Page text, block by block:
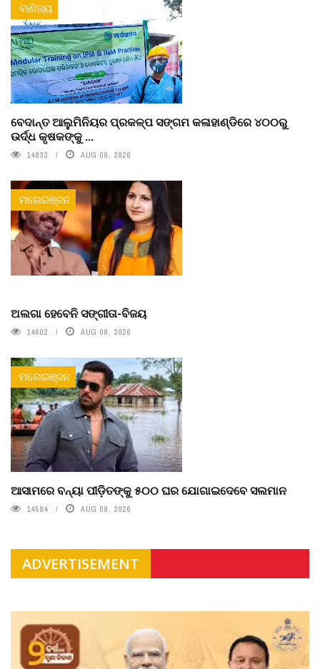
ବାଣିଜ୍ୟ
ବେଦାନ୍ତ ଆଲୁମିନିୟର ପ୍ରକଳ୍ପ ସଙ୍ଗମ କଳାହାଣ୍ଡିରେ ୪୦୦ରୁ
ଉର୍ଦ୍ଧ କୃଷକଙ୍କୁ ...
14833 AUG 09, 2026
ମନୋରଞ୍ଜନ
ଅଲଗା ହେବେନି ସଙ୍ଗୀତା-ବିଜୟ
14602 AUG 09, 2026
ମନୋରଞ୍ଜନ
ଆସାମରେ ବନ୍ୟା ପୀଡ଼ିତଙ୍କୁ ୫୦୦ ଘର ଯୋଗାଇଦେବେ ସଲମାନ
14584 AUG 09, 2026
ADVERTISEMENT